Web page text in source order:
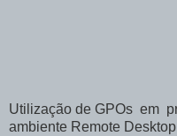
Utilização de GPOs em
ambiente Remote